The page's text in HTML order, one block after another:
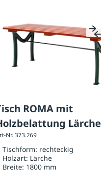
ROMA mit
Lärche
Nr. 373.269
Tischform: rechteckig
Holzart: Lärche
Breite: 1800 mm